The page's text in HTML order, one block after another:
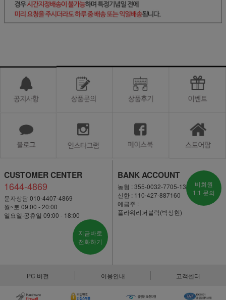
CUSTOMER CENTER
1644-4869
문자상담 010-4407-4869
월~토 09:00 - 20:00
일요일·공휴일 09:00 - 18:00
지금바로
전화하기
BANK ACCOUNT
농협 : 355-0032-7705-13
신한 : 110-427-887160
예금주 :
플라워리퍼블릭(박상현)
비회원
1:1 문의
PC 버전 이용안내 고객센터